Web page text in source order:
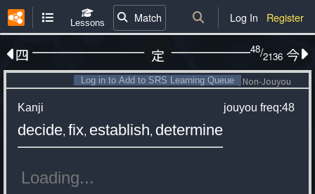
Lessons Match Log In Register
四 48/2136
定 今
Non-Jouyou
Log in to Add to SRS Learning Queue
Kanji
decide, fix, establish, determine
jouyou freq:48